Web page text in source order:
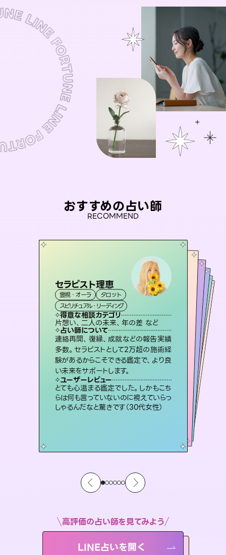
おすすめの占い師
RECOMMEND
セラピスト理恵
霊視・オーラ
タロット
スピリチュアル・リーディング
得意な相談カテゴリ
片想い、二人の未来、年の差 など
占い師について
連絡再開、復縁、成就などの報告実績
多数。セラピストとして2万超の施術経
験があるからこそできる鑑定で、より良
い未来をサポートします。
ユーザーレビュー
とても心温まる鑑定でした。しかもこち
らは何も言っていないのに視えていらっ
しゃるんだなと驚きです（30代女性）
おう 霊感オラクル
霊視・オーラ
オラクルカード
得意な相談カテゴリ
恋愛総合、あの人の気持ち など
占い師について
霊視×オラクルカードを使って「今」と
「未来」そして「気になるあの人の気持
ち」まで丁寧に読み解き、恋や人生のヒ
ントを優しく引き出します。
ユーザーレビュー
不安な気持ちが嘘みたいに晴れまし
た…！よく視えていらっしゃるんだなと
感じました（40代 女性）
アイリス -iris-
西洋占星術 タロット
ルーン
得意な相談カテゴリ
恋愛総合、片想い、二人の未来 など
占い師について
復縁、恋愛、不倫の行方、同性愛や片
思い、仕事関係や借金問題まで知りた
いことや心の負担になっていることを
紐解き、背中をそっと押して導きます。
ユーザーレビュー
安心感のあり、言い切ってくれる所や濁
さない鑑定のおかげで、毎回自分の気
持ちを整えられます（30代 男性）
未来視師＊花
霊視・オーラ
スピリチュアル・リーディング
得意な相談カテゴリ
出逢い、片想い、復縁 など
占い師について
未来には何パターンもの選択肢があります。不安で視えにくくなっているあなたの素敵な未来を見つけ、その未来を選択できるようアドバイスします。
ユーザーレビュー
職場の人の性質や人間関係、本心など
本当によく視えていてびっくり。対策が
打てて前向きになれます（40代）
彗望（すいぼう
霊視・オーラ
スピリチュアル・リーディング
得意な相談カテゴリ
片想い、あの人の気持ち、復縁 など
占い師について
3,700年以上の歴史を持つ東洋最古の
占術「易占」で詳細まで占い、幸せへ向
かう道筋を示します。厳しい結果にも具
体的な対策をお伝えします。
ユーザーレビュー
複雑な背景もしっかり聞いて鑑定して
いただけました。気持ちが楽になりまし
た（50代 女性）
桃源珠羽
霊視・オーラ タロット
スピリチュアル・リーディング
得意な相談カテゴリ
片想い、あの人の気持ち、復縁 など
占い師について
恋愛のお悩みの中でも特に「曖昧な関
係」の相談を得意としており、友達以上
恋人未満なお相手との今後や本音を丁
寧に読み解き恋愛成就へと導きます。
ユーザーレビュー
鑑定していただいてアドバイス通りに行
動すると仲が復活してきました。ありが
とうございました（40代 女性）
高評価の占い師を見てみよう
LINE占いを開く